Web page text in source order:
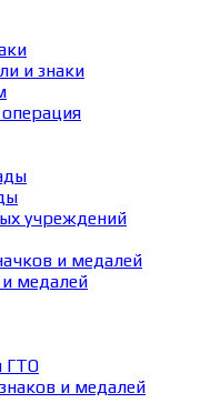
и знаки
учреждений
и медалей
медалей
ГТО
и медалей